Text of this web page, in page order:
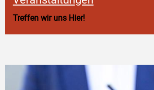
Treffen wir uns Hier!